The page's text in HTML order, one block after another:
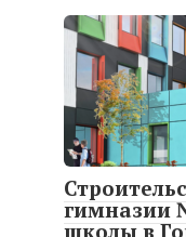
гимназии
школы в